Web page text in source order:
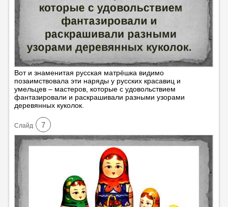
Вот и знаменитая русская матрёшка видимо
позаимствовала эти наряды у русских красавиц и
умельцев – мастеров, которые с удовольствием
фантазировали и раскрашивали разными узорами
деревянных куколок.
Cлайд 7